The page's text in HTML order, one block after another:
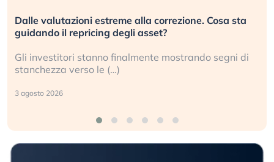
Dalle valutazioni estreme alla correzione. Cosa sta
guidando il repricing degli asset?
Gli investitori stanno finalmente mostrando segni di
stanchezza verso le (…)
3 agosto 2026